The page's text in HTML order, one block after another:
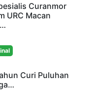
Curanmor
URC Macan
Curi Puluhan